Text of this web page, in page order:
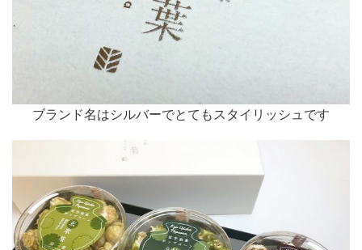
ブランド名はシルバーでとてもスタイリッシュです